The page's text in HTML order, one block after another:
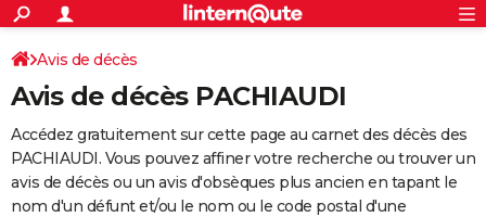
ACTUALITÉS
Politique
Société
Faits Divers
Education
Monde
Villes
+
SPORT
Coupe du monde 2026
Football
Tennis
Cyclisme
Rugby
Forum
Programme TV
TNT
Streaming
Cinéma
Sorties cinéma
Musique
+
FINANCE
Retraite
Epargne
Immobilier
Risques naturels par ville
Banque
Assurance
AUTO
Avis de décès
Avis de décès PACHIAUDI
Accédez gratuitement sur cette page au carnet des décès des
PACHIAUDI. Vous pouvez affiner votre recherche ou trouver un
avis de décès ou un avis d'obsèques plus ancien en tapant le
nom d'un défunt et/ou le nom ou le code postal d'une